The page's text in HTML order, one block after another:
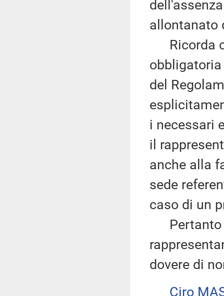
allontanato
Ricorda
del
i necessari
il
anche alla
sede
caso di un
Pertanto
dovere di
Ciro